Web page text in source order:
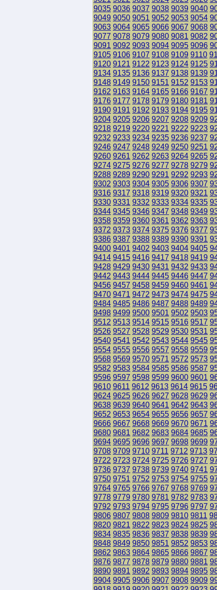
9035 9036 9037 9038 9039 9040
9049 9050 9051 9052 9053 9054
9063 9064 9065 9066 9067 9068
9077 9078 9079 9080 9081 9082
9091 9092 9093 9094 9095 9096
9105 9106 9107 9108 9109 9110
9120 9121 9122 9123 9124 9125
9134 9135 9136 9137 9138 9139
9148 9149 9150 9151 9152 9153
9162 9163 9164 9165 9166 9167
9176 9177 9178 9179 9180 9181
9190 9191 9192 9193 9194 9195
9204 9205 9206 9207 9208 9209
9218 9219 9220 9221 9222 9223
9232 9233 9234 9235 9236 9237
9246 9247 9248 9249 9250 9251
9260 9261 9262 9263 9264 9265
9274 9275 9276 9277 9278 9279
9288 9289 9290 9291 9292 9293
9302 9303 9304 9305 9306 9307
9316 9317 9318 9319 9320 9321
9330 9331 9332 9333 9334 9335
9344 9345 9346 9347 9348 9349
9358 9359 9360 9361 9362 9363
9372 9373 9374 9375 9376 9377
9386 9387 9388 9389 9390 9391
9400 9401 9402 9403 9404 9405
9414 9415 9416 9417 9418 9419
9428 9429 9430 9431 9432 9433
9442 9443 9444 9445 9446 9447
9456 9457 9458 9459 9460 9461
9470 9471 9472 9473 9474 9475
9484 9485 9486 9487 9488 9489
9498 9499 9500 9501 9502 9503
9512 9513 9514 9515 9516 9517
9526 9527 9528 9529 9530 9531
9540 9541 9542 9543 9544 9545
9554 9555 9556 9557 9558 9559
9568 9569 9570 9571 9572 9573
9582 9583 9584 9585 9586 9587
9596 9597 9598 9599 9600 9601
9610 9611 9612 9613 9614 9615
9624 9625 9626 9627 9628 9629
9638 9639 9640 9641 9642 9643
9652 9653 9654 9655 9656 9657
9666 9667 9668 9669 9670 9671
9680 9681 9682 9683 9684 9685
9694 9695 9696 9697 9698 9699
9708 9709 9710 9711 9712 9713
9722 9723 9724 9725 9726 9727
9736 9737 9738 9739 9740 9741
9750 9751 9752 9753 9754 9755
9764 9765 9766 9767 9768 9769
9778 9779 9780 9781 9782 9783
9792 9793 9794 9795 9796 9797
9806 9807 9808 9809 9810 9811
9820 9821 9822 9823 9824 9825
9834 9835 9836 9837 9838 9839
9848 9849 9850 9851 9852 9853
9862 9863 9864 9865 9866 9867
9876 9877 9878 9879 9880 9881
9890 9891 9892 9893 9894 9895
9904 9905 9906 9907 9908 9909